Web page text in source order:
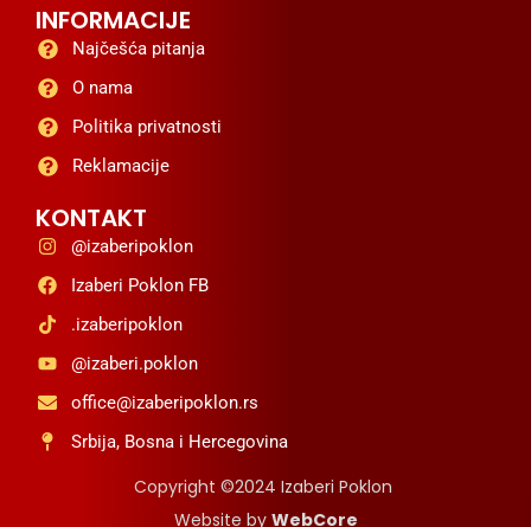
INFORMACIJE
Najčešća pitanja
O nama
Politika privatnosti
Reklamacije
KONTAKT
@izaberipoklon
Izaberi Poklon FB
.izaberipoklon
@izaberi.poklon
office@izaberipoklon.rs
Srbija, Bosna i Hercegovina
Copyright ©2024 Izaberi Poklon
Website by WebCore